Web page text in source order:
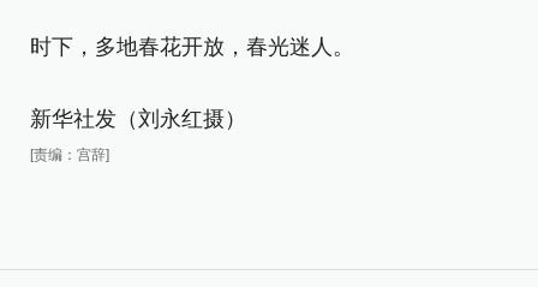
时下，多地春花开放，春光迷人。
新华社发（刘永红摄）
[责编：宫辞]